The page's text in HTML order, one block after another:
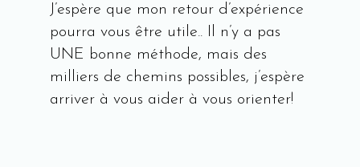
J’espère que mon retour d’expérience
pourra vous être utile.. Il n’y a pas
UNE bonne méthode, mais des
milliers de chemins possibles, j’espère
arriver à vous aider à vous orienter!